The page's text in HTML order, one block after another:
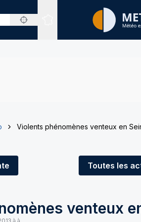
Sites expertisés
Violents phénomènes venteux en
Toutes les
venteux